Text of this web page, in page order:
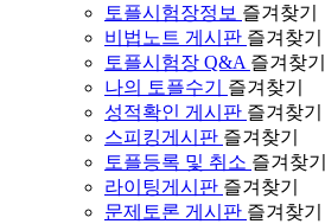
토플시험장정보 즐겨찾기
비법노트 게시판 즐겨찾기
토플시험장 Q&A 즐겨찾기
나의 토플수기
즐겨찾기
성적확인 게시판 즐겨찾기
스피킹게시판 즐겨찾기
토플등록 및 취소 즐겨찾기
라이팅게시판 즐겨찾기
문제토론 게시판 즐겨찾기